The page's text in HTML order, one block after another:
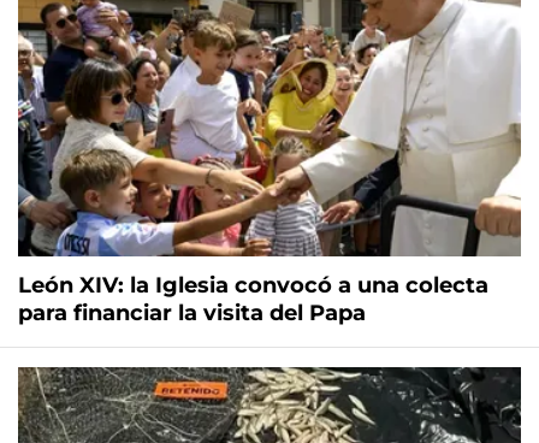
León XIV: la Iglesia convocó a una colecta
para financiar la visita del Papa